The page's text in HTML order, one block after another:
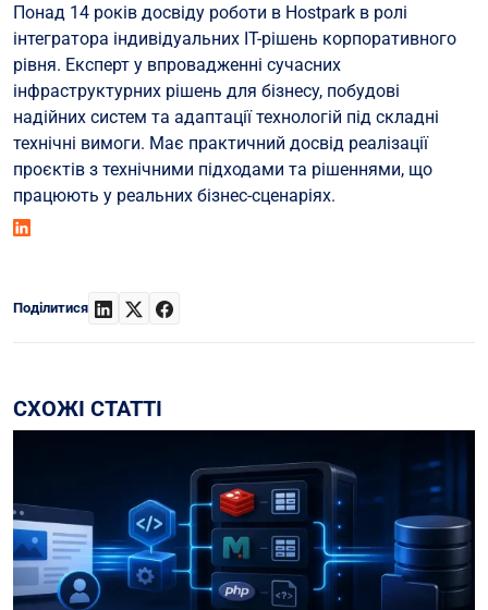
Понад 14 років досвіду роботи в Hostpark в ролі
інтегратора індивідуальних ІТ-рішень корпоративного
рівня. Експерт у впровадженні сучасних
інфраструктурних рішень для бізнесу, побудові
надійних систем та адаптації технологій під складні
технічні вимоги. Має практичний досвід реалізації
проєктів з технічними підходами та рішеннями, що
працюють у реальних бізнес-сценаріях.
Поділитися
СХОЖІ СТАТТІ